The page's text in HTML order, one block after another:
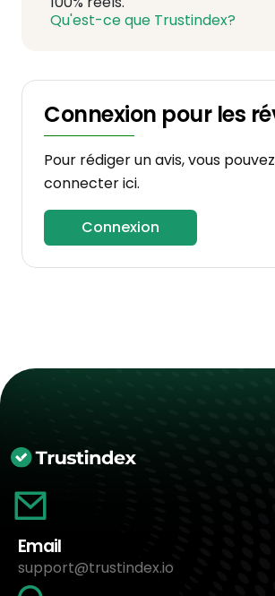
Qu'est-ce que Trustindex?
Connexion pour les
Pour rédiger un avis, vous
connecter ici.
Connexion
Email
support@trustindex.io